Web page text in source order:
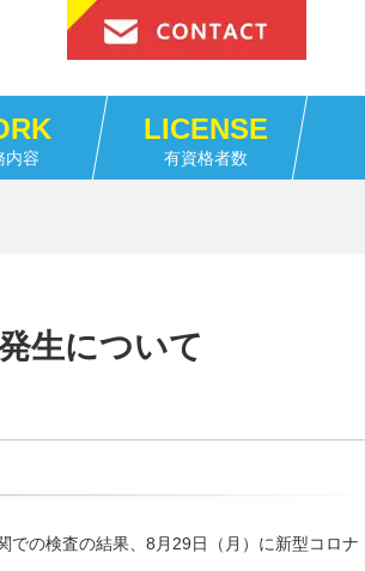
内容
LICENSE
有資格者数
生について
での検査の結果、8月29日（月）に新型コロナ